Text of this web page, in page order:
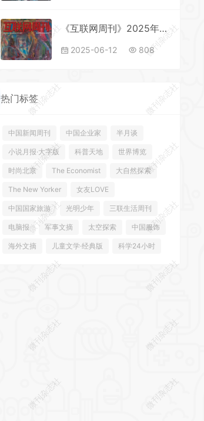
《互联网周刊》2025年第11期全彩精校PDF杂志下载
2025-06-12 808
热门标签
中国新闻周刊 中国企业家 半月谈
小说月报·大字版 科普天地 世界博览
时尚北京 The Economist 大自然探索
The New Yorker 女友LOVE
中国国家旅游 光明少年 三联生活周刊
电脑报 军事文摘 太空探索 中国服饰
海外文摘 儿童文学·经典版 科学24小时
微刊杂志社
微刊杂志社
微刊杂志社
微刊杂志社
微刊杂志社
微刊杂志社
微刊杂志社
微刊杂志社
微刊杂志社
微刊杂志社
微刊杂志社
微刊杂志社
微刊杂志社
微刊杂志社